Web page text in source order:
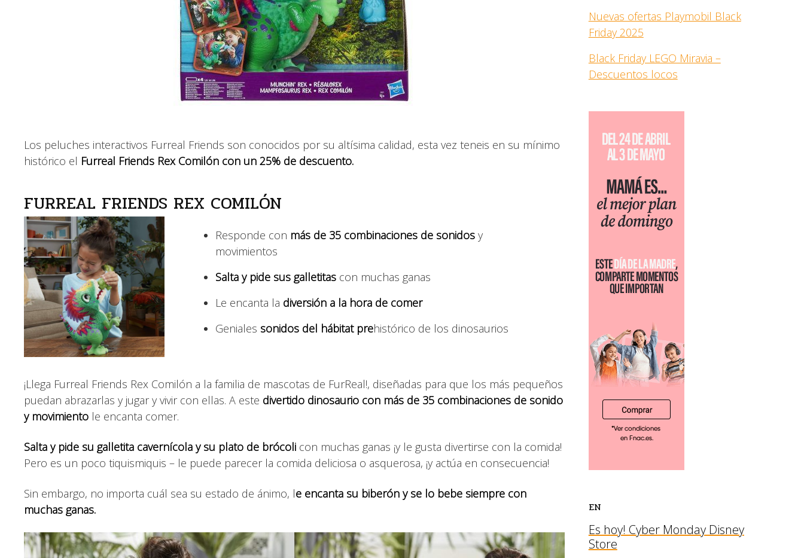
Los peluches interactivos Furreal Friends son conocidos por su altísima calidad, esta vez teneis en su mínimo
histórico el Furreal Friends Rex Comilón con un 25% de descuento.
FURREAL FRIENDS REX COMILÓN
Responde con más de 35 combinaciones de sonidos y
movimientos
Salta y pide sus galletitas con muchas ganas
Le encanta la diversión a la hora de comer
Geniales sonidos del hábitat prehistórico de los dinosaurios
¡Llega Furreal Friends Rex Comilón a la familia de mascotas de FurReal!, diseñadas para que los más pequeños
puedan abrazarlas y jugar y vivir con ellas. A este divertido dinosaurio con más de 35 combinaciones de sonido
y movimiento le encanta comer.
Salta y pide su galletita cavernícola y su plato de brócoli con muchas ganas ¡y le gusta divertirse con la comida!
Pero es un poco tiquismiquis – le puede parecer la comida deliciosa o asquerosa, ¡y actúa en consecuencia!
Sin embargo, no importa cuál sea su estado de ánimo, le encanta su biberón y se lo bebe siempre con
muchas ganas.
Nuevas ofertas Playmobil Black
Friday 2025
Black Friday LEGO Miravia –
Descuentos locos
EN
Es hoy! Cyber Monday Disney
Store